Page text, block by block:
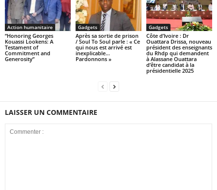
Action humanitaire
“Honoring Georges
Kouassi Lookens: A
Testament of
Commitment and
Generosity”
Gadgets
Après sa sortie de prison
/ Soul To Soul parle : « Ce
qui nous est arrivé est
inexplicable…
Pardonnons »
Gadgets
Côte d’Ivoire : Dr
Ouattara Drissa, nouveau
président des enseignants
du Rhdp qui demandent
à Alassane Ouattara
d’être candidat à la
présidentielle 2025
LAISSER UN COMMENTAIRE